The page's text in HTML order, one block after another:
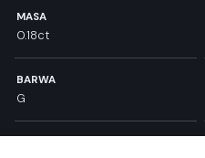
MASA
0.18ct
BARWA
G